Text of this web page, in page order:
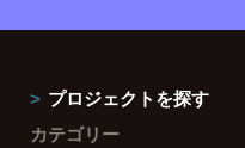
プロジェクトを探す
カテゴリー